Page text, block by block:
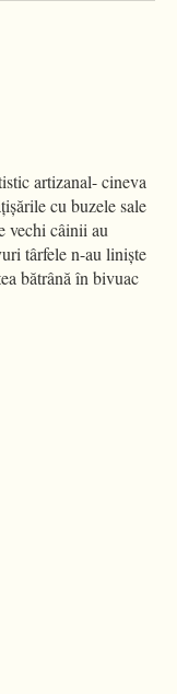
artizanal- cineva
cu buzele sale
vechi câinii au
târfele n-au linişte
bătrână în bivuac